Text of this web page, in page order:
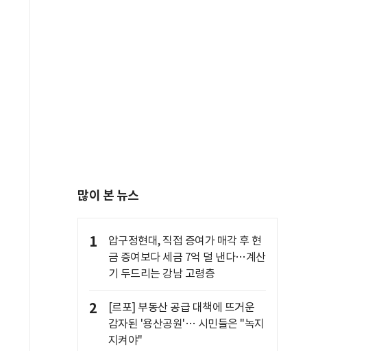
많이 본 뉴스
1
압구정현대, 직접 증여가 매각 후 현
금 증여보다 세금 7억 덜 낸다…계산
기 두드리는 강남 고령층
2
[르포] 부동산 공급 대책에 뜨거운
감자된 '용산공원'… 시민들은 "녹지
지켜야"